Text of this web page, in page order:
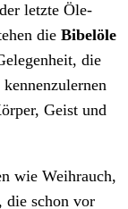
letzte Öle-
die Bibelöle
die
Geist und
wie Weihrauch,
die schon vor